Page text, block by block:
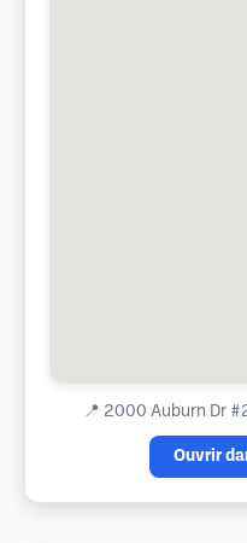
📍 2000 Auburn Dr
Ouvrir